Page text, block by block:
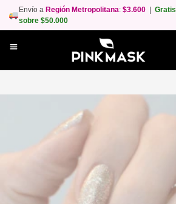
Envío a Región Metropolitana:$3.600 |Gratis
sobre $50.000